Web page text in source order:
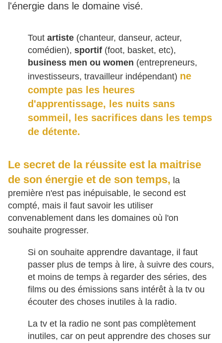
l'énergie dans le domaine visé.
Tout artiste (chanteur, danseur, acteur,
comédien), sportif (foot, basket, etc),
business men ou women (entrepreneurs,
investisseurs, travailleur indépendant) ne
compte pas les heures
d'apprentissage, les nuits sans
sommeil, les sacrifices dans les temps
de détente.
Le secret de la réussite est la maitrise
de son énergie et de son temps, la
première n'est pas inépuisable, le second est
compté, mais il faut savoir les utiliser
convenablement dans les domaines où l'on
souhaite progresser.
Si on souhaite apprendre davantage, il faut
passer plus de temps à lire, à suivre des cours,
et moins de temps à regarder des séries, des
films ou des émissions sans intérêt à la tv ou
écouter des choses inutiles à la radio.
La tv et la radio ne sont pas complètement
inutiles, car on peut apprendre des choses sur